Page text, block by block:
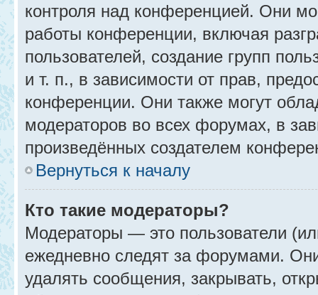
контроля над конференцией. Они
работы конференции, включая
пользователей, создание групп
и т. п., в зависимости от прав,
конференции. Они также могут
модераторов во всех форумах, в
произведённых создателем
Вернуться к началу
Кто такие модераторы?
Модераторы — это пользователи
ежедневно следят за форумами.
удалять сообщения, закрывать,